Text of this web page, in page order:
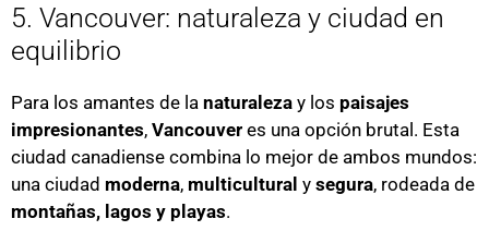
5. Vancouver: naturaleza y ciudad en
equilibrio
Para los amantes de la naturaleza y los paisajes
impresionantes, Vancouver es una opción brutal. Esta
ciudad canadiense combina lo mejor de ambos mundos:
una ciudad moderna, multicultural y segura, rodeada de
montañas, lagos y playas.